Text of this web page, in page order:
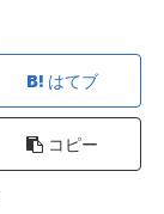
はてブ
コピー